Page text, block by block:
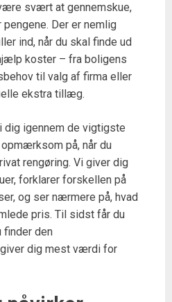
svært at gennemskue,
Der er nemlig
ind, når du skal finde ud
koster – fra boligens
til valg af firma eller
ekstra tillæg.
dig igennem de vigtigste
på, når du
rengøring. Vi giver dig
forklarer forskellen på
og ser nærmere på, hvad
pris. Til sidst får du
finder den
dig mest værdi for